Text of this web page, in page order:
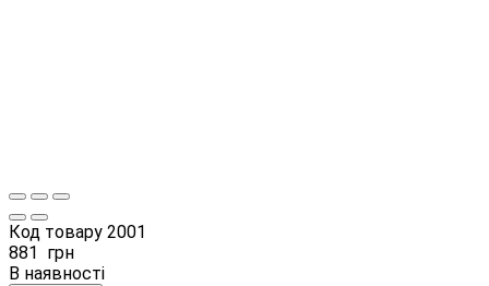
Код товару 2001
881
грн
В наявності